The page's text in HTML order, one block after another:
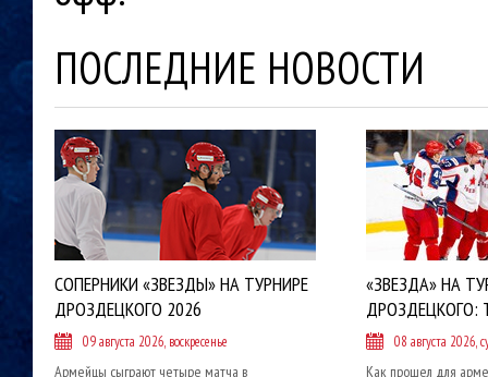
ПОСЛЕДНИЕ НОВОСТИ
СОПЕРНИКИ «ЗВЕЗДЫ» НА ТУРНИРЕ
ДРОЗДЕЦКОГО 2026
09 августа 2026, воскресенье
Армейцы сыграют четыре матча в
«ЗВЕЗДА» НА
ДРОЗДЕЦКОГО:
08 августа 2026,
Как прошел для